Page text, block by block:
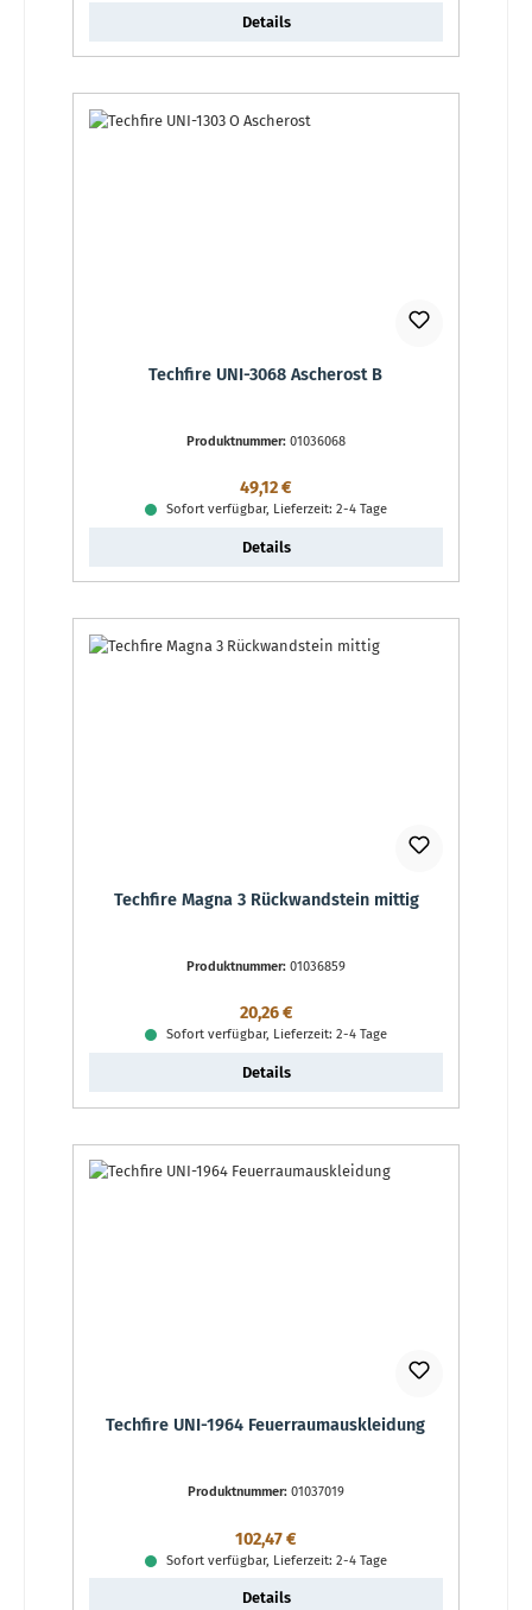
Details
Techfire UNI-3068 Ascherost B
Produktnummer: 01036068
Regulärer Preis:
49,12 €
Sofort verfügbar, Lieferzeit: 2-4 Tage
Details
Techfire Magna 3 Rückwandstein mittig
Produktnummer: 01036859
Regulärer Preis:
20,26 €
Sofort verfügbar, Lieferzeit: 2-4 Tage
Details
Techfire UNI-1964 Feuerraumauskleidung
Produktnummer: 01037019
Regulärer Preis:
102,47 €
Sofort verfügbar, Lieferzeit: 2-4 Tage
Details